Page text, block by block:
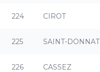
224 CIROT
225 SAINT-DONNAT
226 CASSEZ